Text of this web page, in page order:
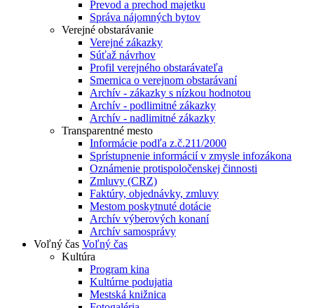
Prevod a prechod majetku
Správa nájomných bytov
Verejné obstarávanie
Verejné zákazky
Súťaž návrhov
Profil verejného obstarávateľa
Smernica o verejnom obstarávaní
Archív - zákazky s nízkou hodnotou
Archív - podlimitné zákazky
Archív - nadlimitné zákazky
Transparentné mesto
Informácie podľa z.č.211/2000
Sprístupnenie informácií v zmysle infozákona
Oznámenie protispoločenskej činnosti
Zmluvy (CRZ)
Faktúry, objednávky, zmluvy
Mestom poskytnuté dotácie
Archív výberových konaní
Archív samosprávy
Voľný čas Voľný čas
Kultúra
Program kina
Kultúrne podujatia
Mestská knižnica